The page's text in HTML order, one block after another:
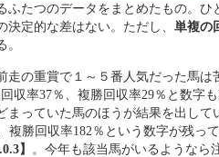
たつのデータをまとめたもの。ひ
決定的な差はない。ただし、 単複の
。
走の重賞で１～５番人気だった馬は
収率37％、複勝回収率29％と数字
っていた馬のほうが結果を出して
勝回収率182％という数字が残って
】 。今年も該当馬がいるようなら